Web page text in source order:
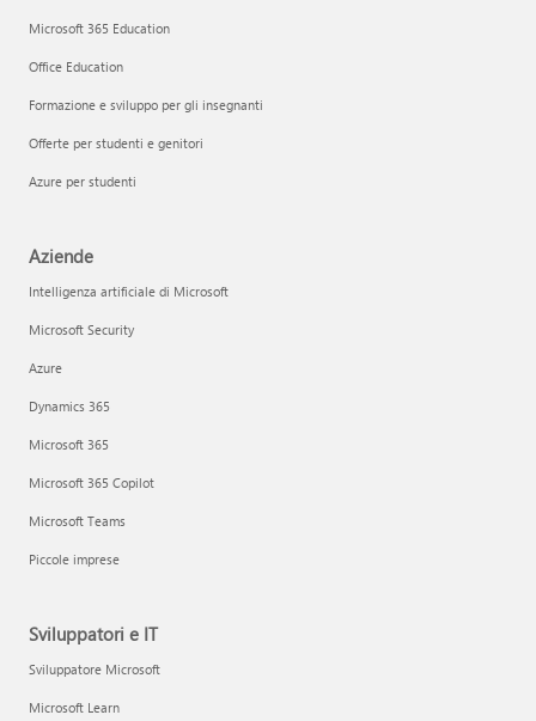
Microsoft 365 Education
Office Education
Formazione e sviluppo per gli insegnanti
Offerte per studenti e genitori
Azure per studenti
Aziende
Intelligenza artificiale di Microsoft
Microsoft Security
Azure
Dynamics 365
Microsoft 365
Microsoft 365 Copilot
Microsoft Teams
Piccole imprese
Sviluppatori e IT
Sviluppatore Microsoft
Microsoft Learn